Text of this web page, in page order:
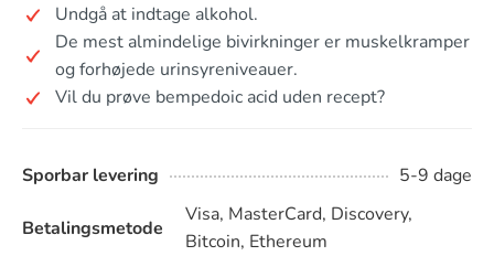
Undgå at indtage alkohol.
De mest almindelige bivirkninger er muskelkramper
og forhøjede urinsyreniveauer.
Vil du prøve bempedoic acid uden recept?
Sporbar levering 5-9 dage
Betalingsmetode
Visa, MasterCard, Discovery,
Bitcoin, Ethereum